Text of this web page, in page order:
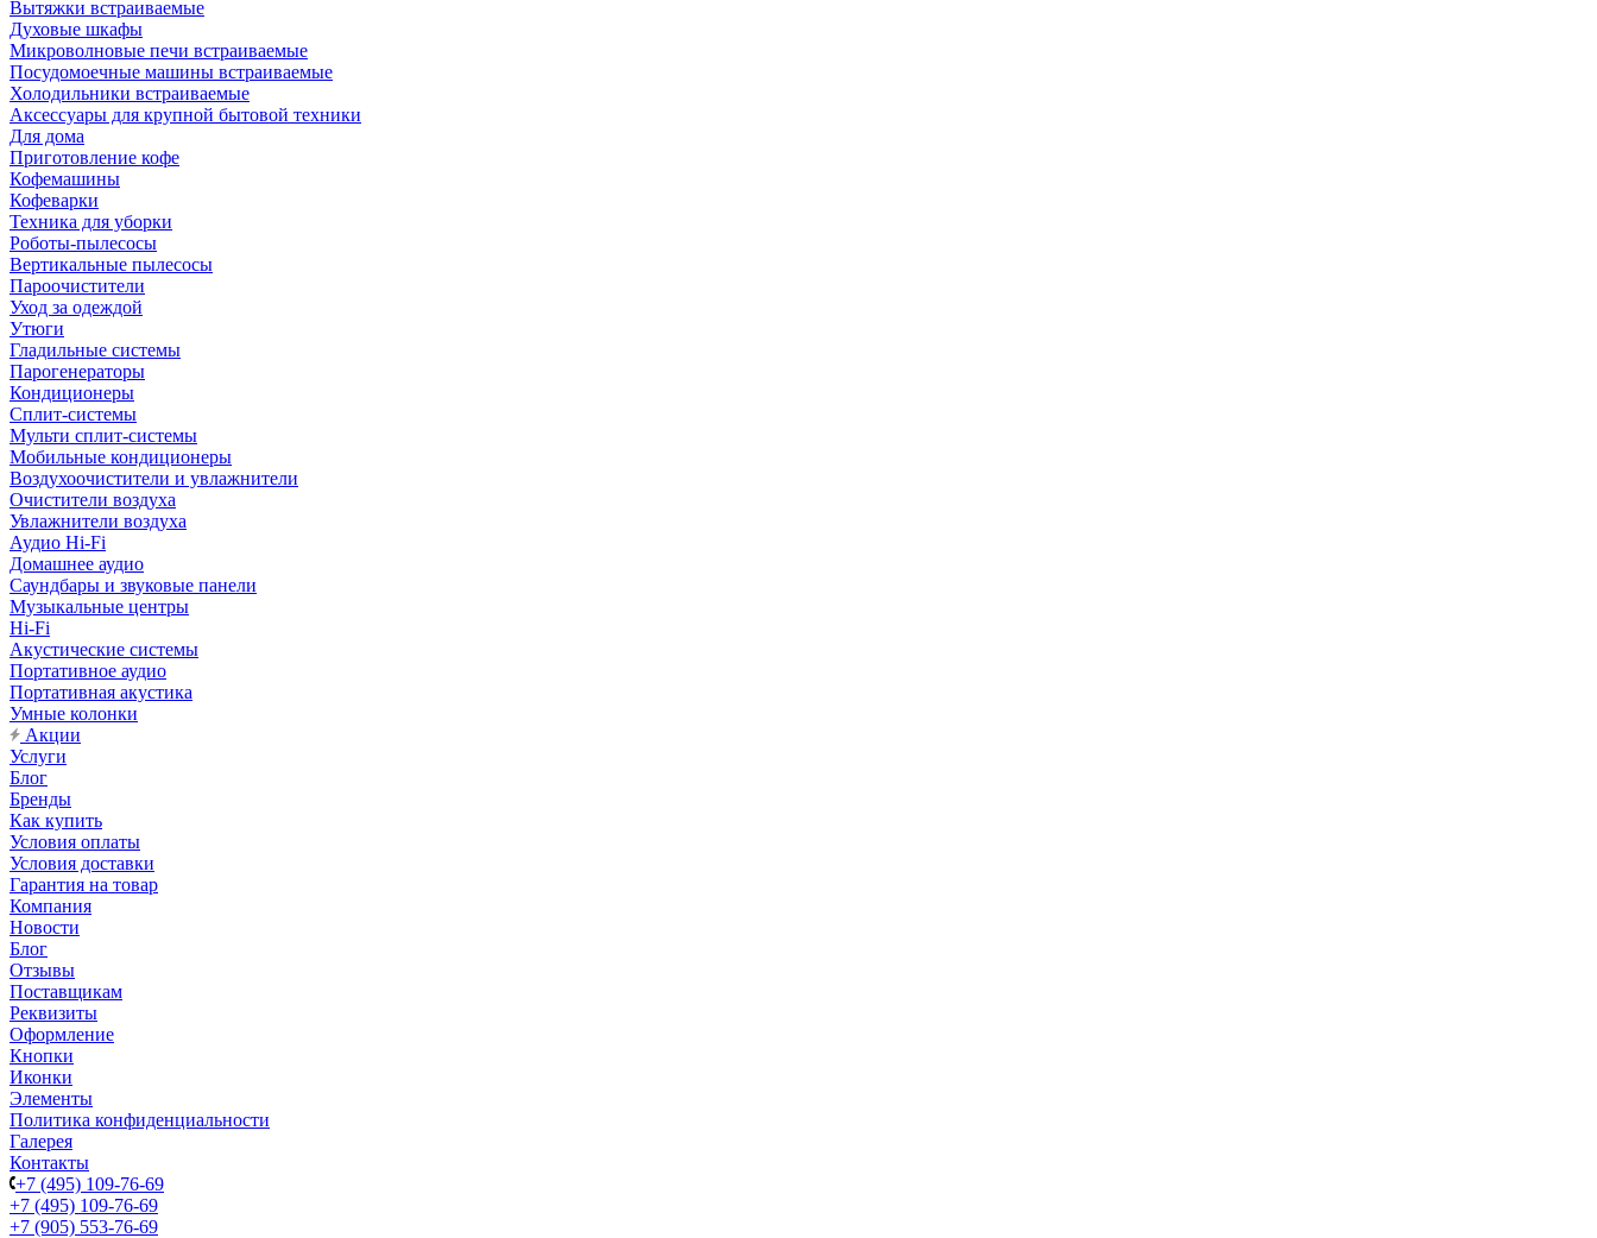
Вытяжки встраиваемые
Духовые шкафы
Микроволновые печи встраиваемые
Посудомоечные машины встраиваемые
Холодильники встраиваемые
Аксессуары для крупной бытовой техники
Для дома
Приготовление кофе
Кофемашины
Кофеварки
Техника для уборки
Роботы-пылесосы
Вертикальные пылесосы
Пароочистители
Уход за одеждой
Утюги
Гладильные системы
Парогенераторы
Кондиционеры
Сплит-системы
Мульти сплит-системы
Мобильные кондиционеры
Воздухоочистители и увлажнители
Очистители воздуха
Увлажнители воздуха
Аудио Hi-Fi
Домашнее аудио
Саундбары и звуковые панели
Музыкальные центры
Hi-Fi
Акустические системы
Портативное аудио
Портативная акустика
Умные колонки
Акции
Услуги
Блог
Бренды
Как купить
Условия оплаты
Условия доставки
Гарантия на товар
Компания
Новости
Блог
Отзывы
Поставщикам
Реквизиты
Оформление
Кнопки
Иконки
Элементы
Политика конфиденциальности
Галерея
Контакты
+7 (495) 109-76-69
+7 (495) 109-76-69
+7 (905) 553-76-69